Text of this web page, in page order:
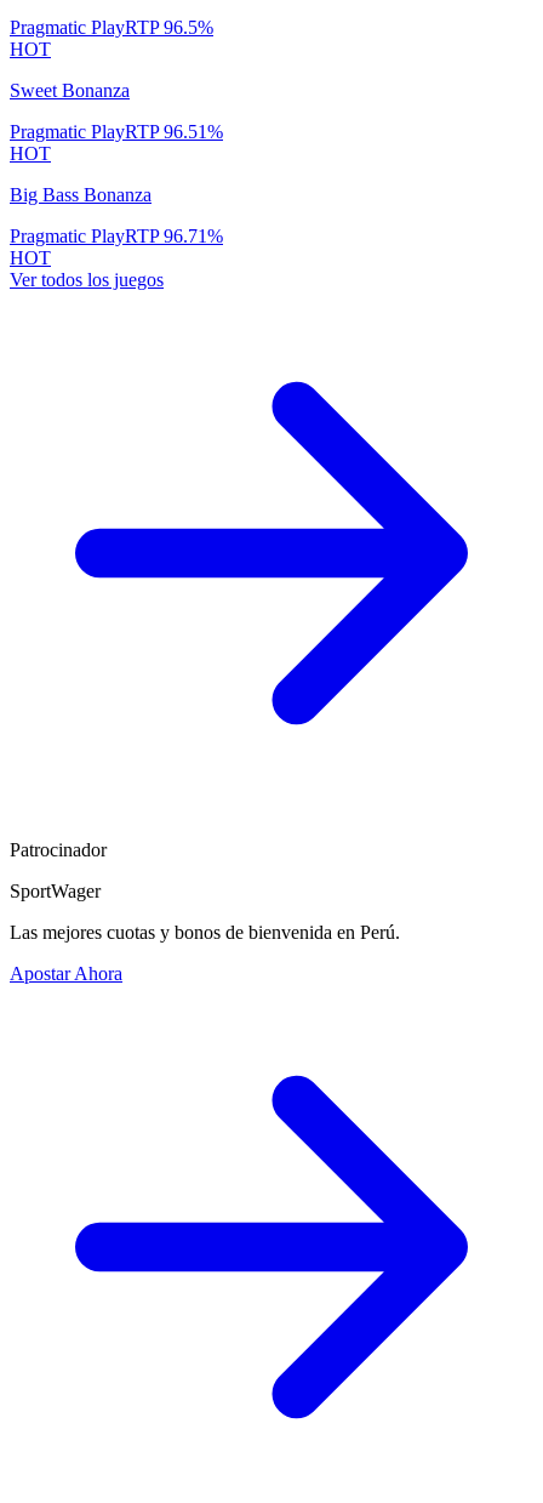
Pragmatic PlayRTP96.5%
HOT
Sweet Bonanza
Pragmatic PlayRTP96.51%
HOT
Big Bass Bonanza
Pragmatic PlayRTP96.71%
HOT
Ver todos los juegos
Patrocinador
SportWager
Las mejores cuotas y bonos de bienvenida en Perú.
Apostar Ahora